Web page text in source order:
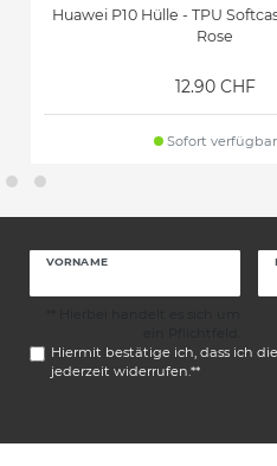
Huawei P10 Hülle - TPU
Rose
12.90 CHF
Sofort verfügbar
VORNAME
Hiermit bestätige ich, dass ich die
jederzeit widerrufen.**